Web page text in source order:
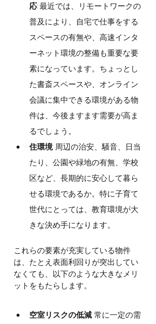
応: 最近では、リモートワークの
普及により、自宅で仕事をする
スペースの有無や、高速インタ
ーネット環境の整備も重要な要
素になっています。ちょっとし
た書斎スペースや、オンライン
会議に集中できる環境がある物
件は、今後ますます需要が高ま
るでしょう。
住環境: 周辺の治安、騒音、日当
たり、公園や緑地の有無、学校
区など、長期的に安心して暮ら
せる環境であるか。特に子育て
世代にとっては、教育環境が大
きな決め手になります。
これらの要素が充実している物件
は、たとえ表面利回りが突出してい
なくても、以下のような大きなメリ
ットをもたらします。
空室リスクの低減: 常に一定の需